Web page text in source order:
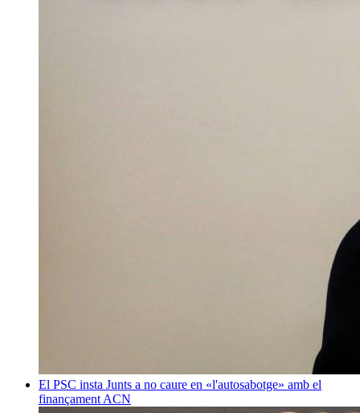
El PSC insta Junts a no caure en «l'autosabotge» amb el
finançament ACN